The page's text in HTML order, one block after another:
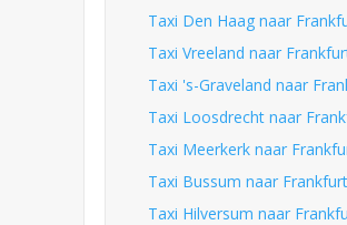
Taxi Den Haag naar
Taxi Vreeland naar
Taxi 's-Graveland naar
Taxi Loosdrecht naar
Taxi Meerkerk naar
Taxi Bussum naar
Taxi Hilversum naar